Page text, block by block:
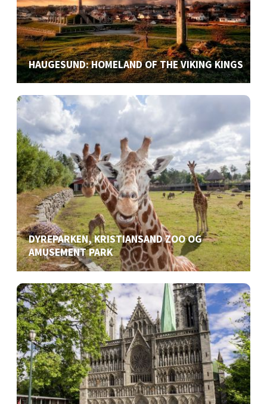
HAUGESUND: HOMELAND OF THE VIKING KINGS
DYREPARKEN, KRISTIANSAND ZOO OG
AMUSEMENT PARK